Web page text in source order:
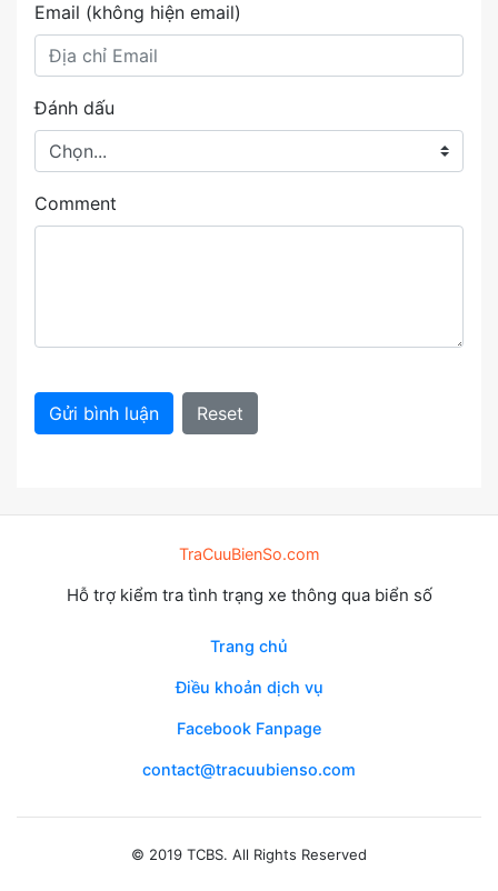
Email (không hiện email)
Đánh dấu
Comment
Gửi bình luận Reset
TraCuuBienSo.com
Hỗ trợ kiểm tra tình trạng xe thông qua biển số
Trang chủ
Điều khoản dịch vụ
Facebook Fanpage
contact@tracuubienso.com
© 2019 TCBS. All Rights Reserved